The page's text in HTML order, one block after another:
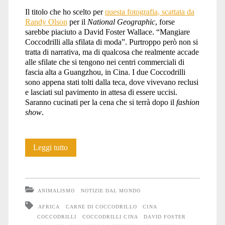
Il titolo che ho scelto perquesta fotografia, scattata da
Randy Olson per il National Geographic, forse
sarebbe piaciuto a David Foster Wallace. “Mangiare
Coccodrilli alla sfilata di moda”. Purtroppo però non si
tratta di narrativa, ma di qualcosa che realmente accade
alle sfilate che si tengono nei centri commerciali di
fascia alta a Guangzhou, in Cina. I due Coccodrilli
sono appena stati tolti dalla teca, dove vivevano reclusi
e lasciati sul pavimento in attesa di essere uccisi.
Saranno cucinati per la cena che si terrà dopo il fashion
show.
Leggi tuttoMangiare
di
ANIMALISMO NOTIZIE DAL MONDO
AFRICA CARNE DI COCCODRILLO
CINA
COCCODRILLI
COCCODRILLI CINA
DAVID FOSTER